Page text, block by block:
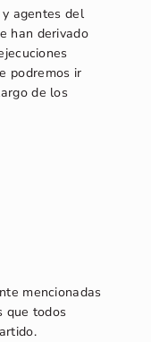
agentes del
han derivado
podremos ir
de los
mencionadas
que todos